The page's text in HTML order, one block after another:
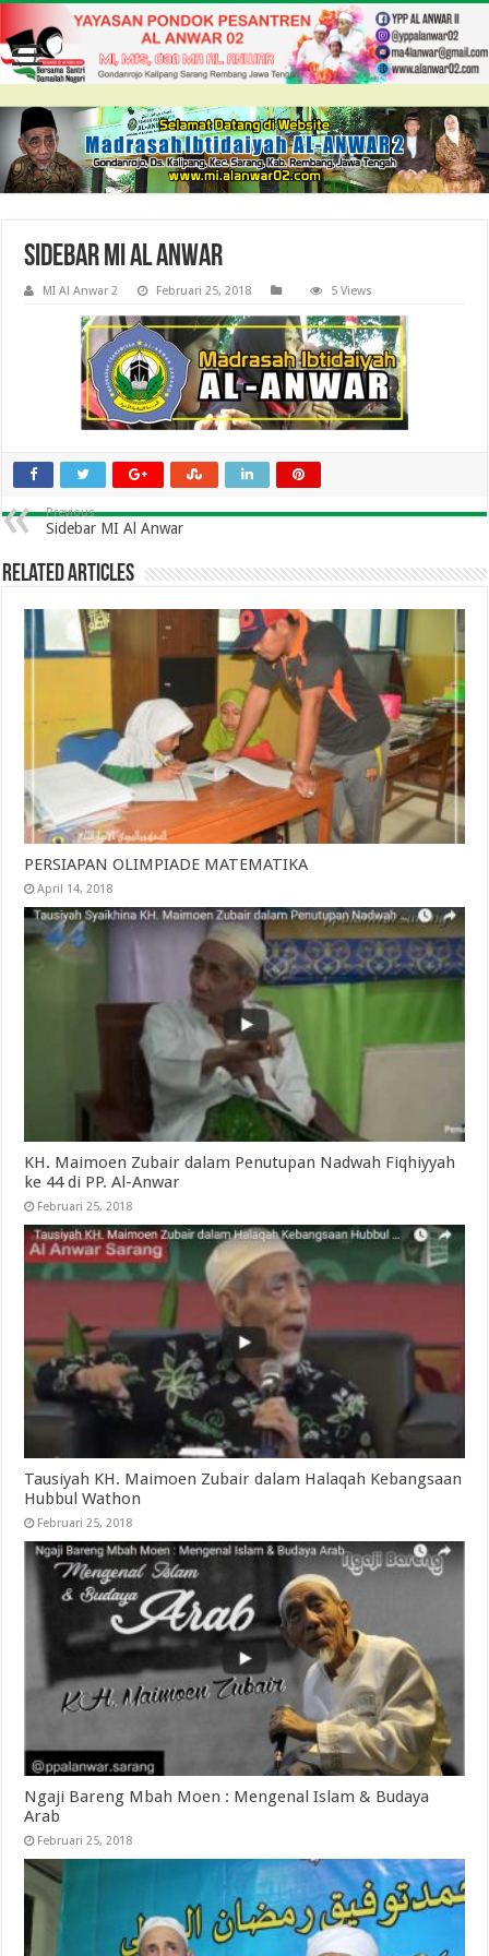
Sidebar MI Al Anwar
MI Al Anwar 2 Februari 25, 2018 5 Views
Previous
Sidebar MI Al Anwar
Related Articles
PERSIAPAN OLIMPIADE MATEMATIKA
April 14, 2018
KH. Maimoen Zubair dalam Penutupan Nadwah Fiqhiyyah
ke 44 di PP. Al-Anwar
Februari 25, 2018
Tausiyah KH. Maimoen Zubair dalam Halaqah Kebangsaan
Hubbul Wathon
Februari 25, 2018
Ngaji Bareng Mbah Moen : Mengenal Islam & Budaya
Arab
Februari 25, 2018